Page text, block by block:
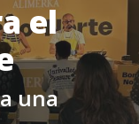
el
una